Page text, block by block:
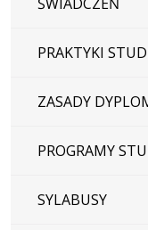
PRAKTYKI
ZASADY
PROGRAMY
SYLABUSY